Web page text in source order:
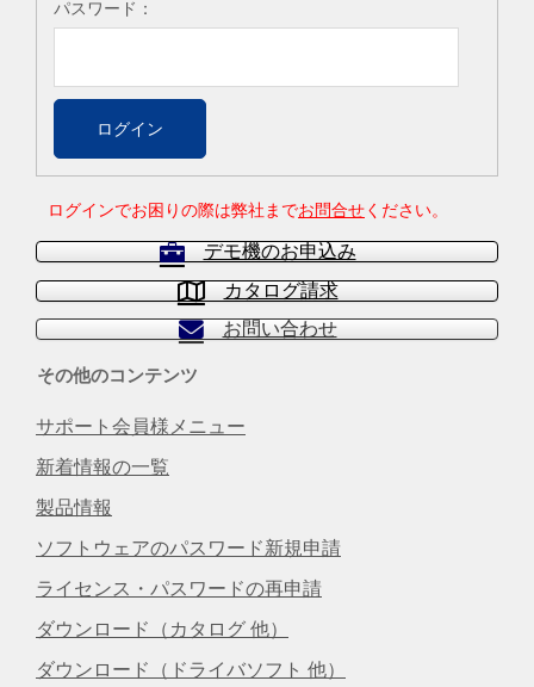
パスワード：
ログインでお困りの際は弊社までお問合せください。
デモ機のお申込み
カタログ請求
お問い合わせ
その他のコンテンツ
サポート会員様メニュー
新着情報の一覧
製品情報
ソフトウェアのパスワード新規申請
ライセンス・パスワードの再申請
ダウンロード（カタログ 他）
ダウンロード（ドライバソフト 他）